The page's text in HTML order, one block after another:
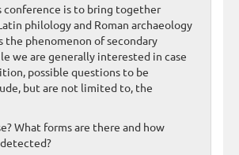
conference is to bring together
philology and Roman archaeology
the phenomenon of secondary
we are generally interested in case
possible questions to be
but are not limited to, the
What forms are there and how